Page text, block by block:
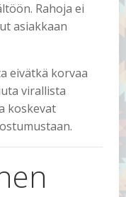
Rahoja ei
asiakkaan
eivätkä korvaa
virallista
koskevat